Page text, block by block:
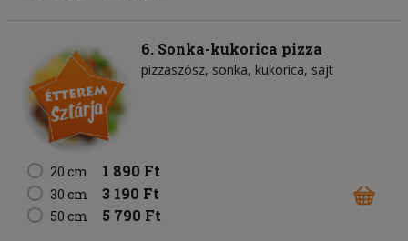
6. Sonka-kukorica pizza
pizzaszósz sonka kukorica sajt
20 cm 1 890 Ft
30 cm 3 190 Ft
50 cm 5 790 Ft